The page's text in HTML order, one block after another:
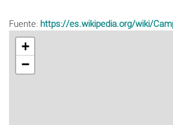
Fuente: https://es.wikipedia.org/wiki/
+
−